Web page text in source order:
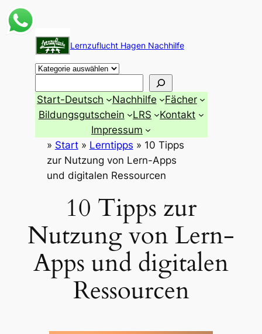
Zum
springen
Lernzuflucht Hagen Nachhilfe
Start-Deutsch Nachhilfe
Fächer
Bildungsgutschein
LRS
Kontakt
Impressum
» Start» Lerntipps » 10 Tipps
zur Nutzung von Lern-Apps
und digitalen Ressourcen
10 Tipps zur
Nutzung von Lern-
Apps und digitalen
Ressourcen